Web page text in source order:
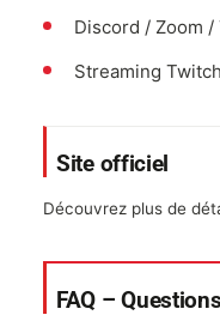
Discord / Zoom /
Streaming
Site officiel
Découvrez plus de
FAQ –